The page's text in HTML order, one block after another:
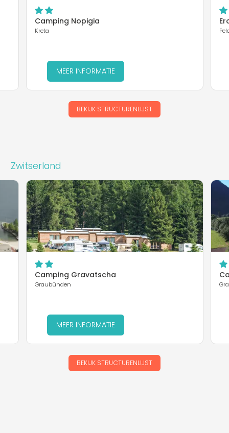
Camping Nopigia
Kreta
MEER INFORMATIE
BEKIJK STRUCTURENLIJST
Zwitserland
Camping Gravatscha
Graubünden
MEER INFORMATIE
BEKIJK STRUCTURENLIJST